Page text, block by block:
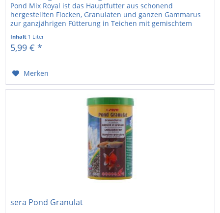
Pond Mix Royal ist das Hauptfutter aus schonend
hergestellten Flocken, Granulaten und ganzen Gammarus
zur ganzjährigen Fütterung in Teichen mit gemischtem
Inhalt 1 Liter
5,99 € *
Merken
sera Pond Granulat